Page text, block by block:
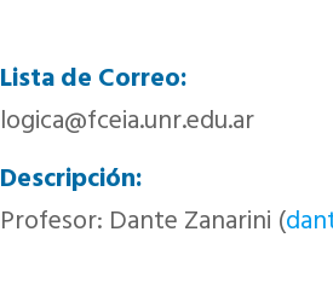
Lista de Correo:
logica@fceia.unr.edu.ar
Descripción:
Profesor: Dante Zanarini (